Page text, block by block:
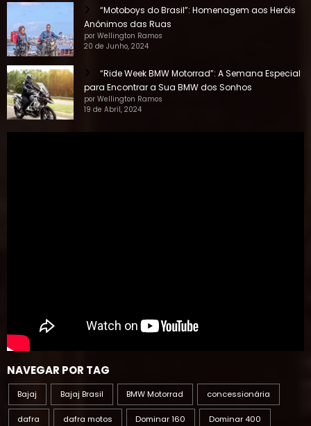
“Motoboys do Brasil”: Homenagem aos Heróis
Anônimos das Ruas
por Wellington Ramos
20 de Junho, 2024
“Ride Week BMW Motorrad”: A Semana Especial
para Encontrar a Sua BMW dos Sonhos
por Wellington Ramos
19 de Abril, 2024
NAVEGAR POR TAG
Bajaj Bajaj Brasil BMW Motorrad concessionária
dafra dafra motos Dominar 160 Dominar 400